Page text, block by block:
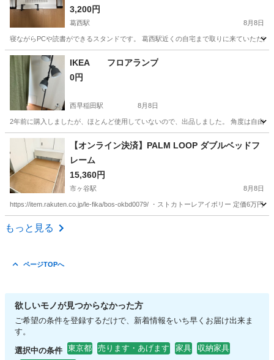
3,200円
葛西駅 8月8日
寝ながらPCや読書ができるスタンドです。 葛西駅近くの自宅まで取りに来ていただ
東京 江戸川区 オフィス用家具
IKEA フロアランプ
0円
西早稲田駅 8月8日
2年前に購入しましたが、ほとんど使用していないので、出品しました。 角度は自由
東京 新宿区 西早稲田駅 照明器具
【オンライン決済】PALM LOOP ダブルベッドフ
レーム
15,360円
市ヶ谷駅 8月8日
https://item.rakuten.co.jp/le-fika/bos-okbd0079/ ・ストカトーレアイボリー 定価6万円
東京 新宿区
もっと見る
ページTOPへ
欲しいモノが見つからなかった方
ご希望の条件を登録するだけで、新着情報をいち早くお届け出来ま
す。
選択中の条件 東京都 売ります・あげます 家具
収納家具